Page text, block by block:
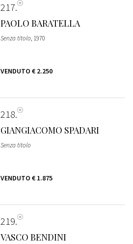
217
PAOLO BARATELLA
Senza titolo, 1970
VENDUTO € 2.250
218
GIANGIACOMO SPADARI
Senza titolo
VENDUTO € 1.875
219
VASCO BENDINI